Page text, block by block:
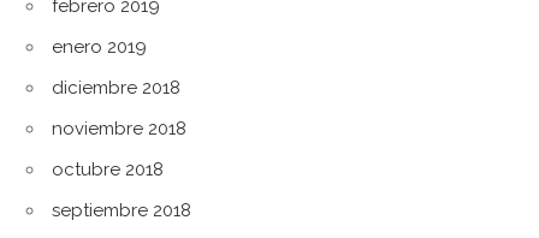
febrero 2019
enero 2019
diciembre 2018
noviembre 2018
octubre 2018
septiembre 2018